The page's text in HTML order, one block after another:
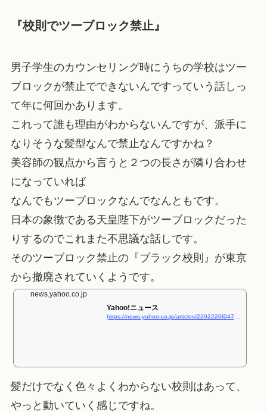
『校則でツーブロック禁止』
男子学生のカウンセリング時にうちの学校はツー
ブロックが禁止でできないんですっていう話しっ
て年に何回かあります。
これって誰も理由がわからないんですが、派手に
なりそうな髪型なんで禁止なんですかね？
美容師の観点から言うと２つの長さが隣り合わせ
になっていれば
なんでもツーブロックなんでなんともです。
日本の象徴である天皇陛下がツーブロックだった
りするのでこれまた不思議な話しです。
そのツーブロック禁止の『ブラック校則』が東京
から撤廃されていくようです。
news.yahoo.co.jp
Yahoo!ニュース
https://news.yahoo.co.jp/articles/2292220f0479d3c9c25d8a10eda36090acf89008
髪だけでなく色々よくわからない校則はあって、
やっと動いていく感じですね。